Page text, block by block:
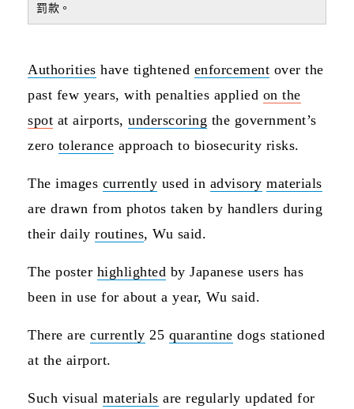
罰款。
Authorities have tightened enforcement over the
past few years, with penalties applied on the
spot at airports, underscoring the government’s
zero tolerance approach to biosecurity risks.
The images currently used in advisory materials
are drawn from photos taken by handlers during
their daily routines, Wu said.
The poster highlighted by Japanese users has
been in use for about a year, Wu said.
There are currently 25 quarantine dogs stationed
at the airport.
Such visual materials are regularly updated for